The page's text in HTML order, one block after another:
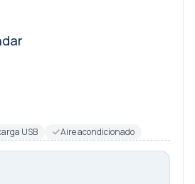
USB Aire acondicionado